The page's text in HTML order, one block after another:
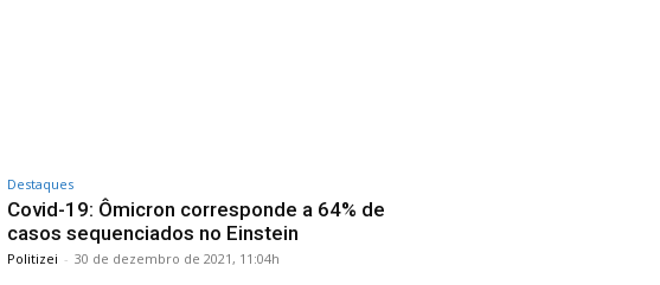
Destaques
Covid-19: Ômicron corresponde a 64% de
casos sequenciados no Einstein
Politizei - 30 de dezembro de 2021, 11:04h